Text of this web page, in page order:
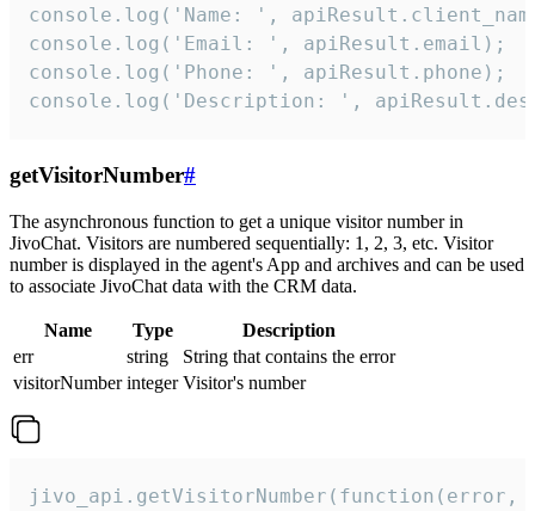
console.log('Name: ',
console.log('Email: ', apiResult.email);
console.log('Phone: ', apiResult.phone);
console.log('Description: ',
getVisitorNumber#
The asynchronous function to get a unique visitor number in
JivoChat. Visitors are numbered sequentially: 1, 2, 3, etc. Visitor
number is displayed in the agent's App and archives and can be used
to associate JivoChat data with the CRM data.
Name Type
Description
err
string
String that contains the error
visitorNumber integer Visitor's number
jivo_api.getVisitorNumber(function(error,